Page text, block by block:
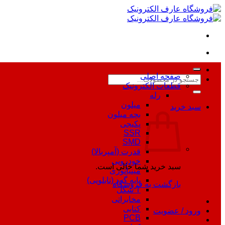
Skip
to
content
جستجو
برای:
سبد خرید
سبد خرید شما خالی است.
بازگشت به فروشگاه
ورود / عضویت
صفحه اصلی
قطعات الکترونیک
رله
میلون
بچه میلون
پکیجی
SSR
SMD
قدرت (آمپربالا)
خودرویی
مینیاتوری
پایه گرد (تابلویی)
T شکل
مخابراتی
کتابی
PCB